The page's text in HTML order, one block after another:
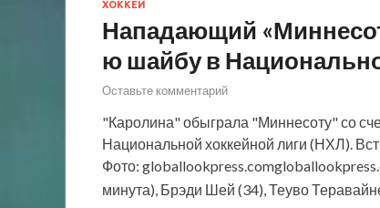
ХОККЕЙ
Нападающий
ю шайбу в
Оставьте комментарий
"Каролина" обыграла "Миннесоту" со
Национальной хоккейной лиги (НХЛ).
Фото:
минута), Брэди Шей (34), Теуво